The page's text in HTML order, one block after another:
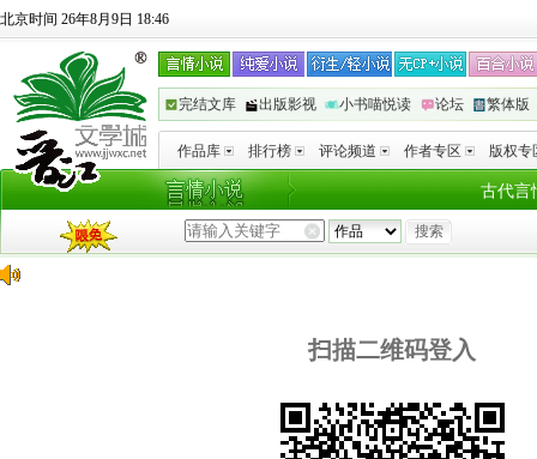
北京时间 26年8月9日 18:46
完结文库 出版影视 小书喵悦读 论坛 繁体版
作品库 排行榜 评论频道 作者专区 版权专
古代言
扫描二维码登入